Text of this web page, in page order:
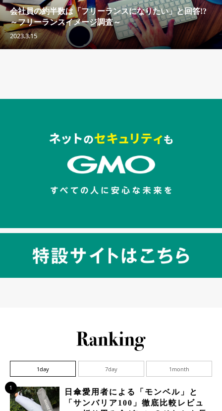
会社員の約半数は「フリーランスになりたい」と回答!?
～フリーランスイメージ調査～
2023.3.15
セキュリティキャンペーンでのバナー
1day 7day 1month
1
日傘愛用者による「モンベル」と
「サンバリア100」徹底比較レビュ